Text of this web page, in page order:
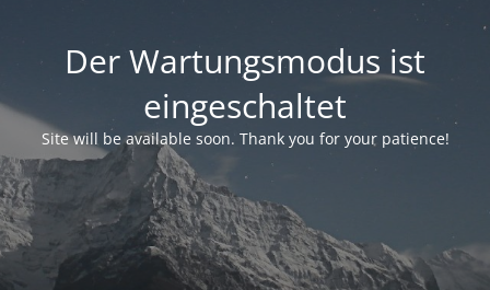
Der Wartungsmodus ist
eingeschaltet
Site will be available soon. Thank you for your patience!